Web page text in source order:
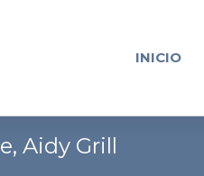
INICIO
Aidy Grill